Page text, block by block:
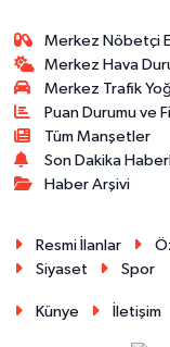
Merkez Nöbetçi
Merkez Hava
Merkez Trafik
Puan Durumu ve
Tüm Manşetler
Son Dakika
Haber Arşivi
Resmi İlanlar
Siyaset
Spor
Künye İletişim